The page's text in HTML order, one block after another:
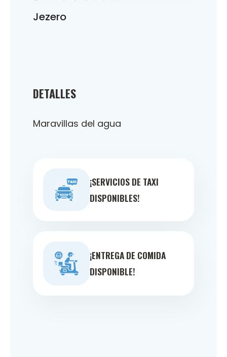
DETALLES
Maravillas del agua
¡SERVICIOS DE TAXI
DISPONIBLES!
¡ENTREGA DE COMIDA
DISPONIBLE!
Jezero